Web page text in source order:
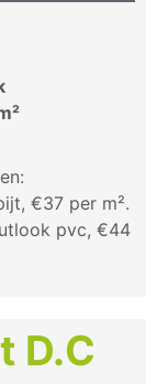
€37 per m².
pvc, €44
D.C